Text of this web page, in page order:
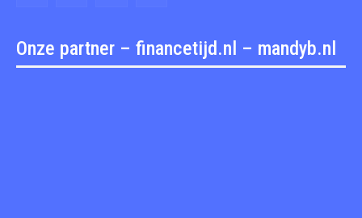
Onze partner – financetijd.nl – mandyb.nl